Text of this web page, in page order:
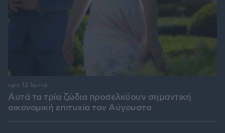
Αυτά τα τρία ζώδια προσελκύουν σημαντική
οικονομική επιτυχία τον Αύγουστο
πριν 12 λεπτά